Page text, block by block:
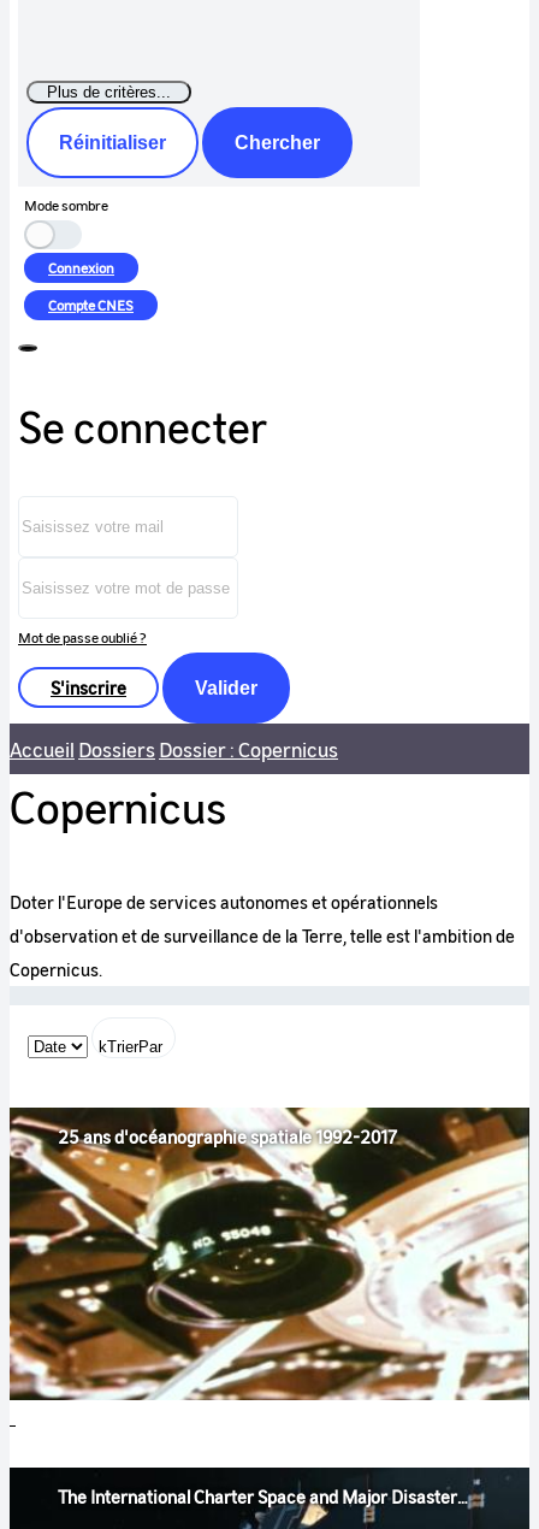
Réinitialiser Chercher
Mode sombre
Connexion
CompteCNES
Se connecter
Mot de passe oublié ?
S'inscrire Valider
Accueil DossiersDossier : Copernicus
Copernicus
Doter l'Europe de services autonomes et opérationnels
d'observation et de surveillance de la Terre, telle est l'ambition de
Copernicus.
kTrierPar
25 ans d'océanographie spatiale 1992-2017
The International Charter Space and Major Disasters [VA ST-VF]